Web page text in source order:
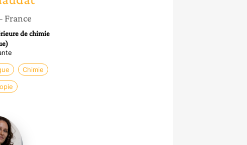
France
de chimie
Chimie